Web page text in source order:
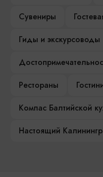
Сувениры
Гиды и экскурсоводы
Рестораны
Компас Балтийской
Настоящий